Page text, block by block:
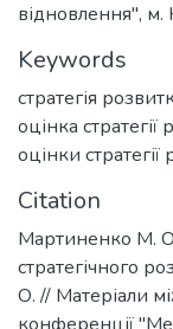
відновлення", м.
Keywords
стратегія
оцінка
оцінки стратегії
Citation
Мартиненко М.
стратегічного
О. // Матеріали